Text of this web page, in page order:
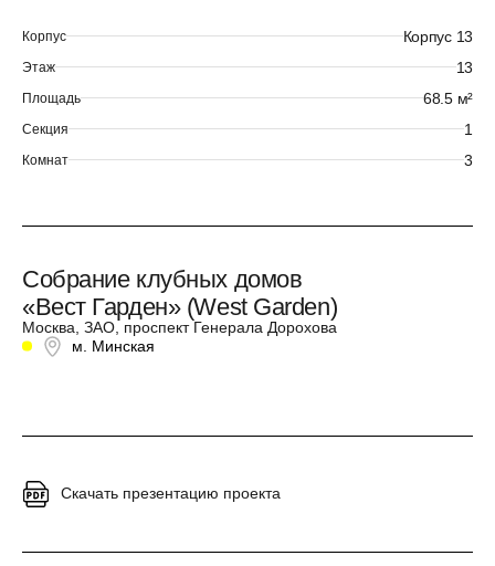
Корпус Корпус 13
Этаж 13
Площадь 68.5 м²
Секция 1
Комнат 3
Собрание клубных домов
«Вест Гарден» (West Garden)
Москва, ЗАО, проспект Генерала Дорохова
м. Минская
Скачать презентацию проекта